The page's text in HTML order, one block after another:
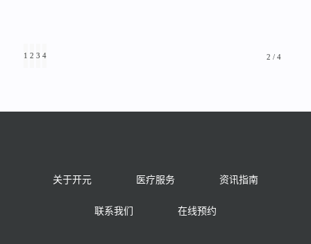
2 / 4
1 2 3 4
关于开元 医疗服务 资讯指南
联系我们 在线预约